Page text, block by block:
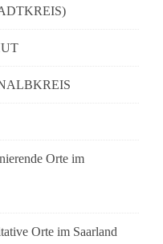
Orte im
Orte im Saarland